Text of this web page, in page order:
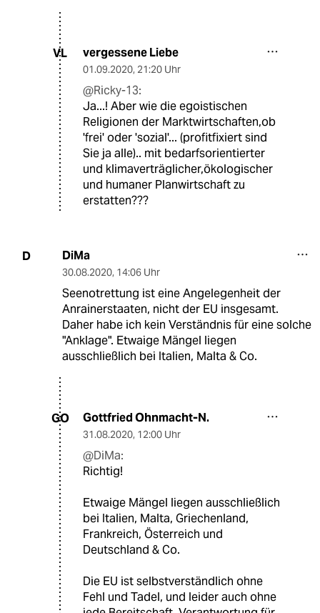
VL vergessene Liebe
01.09.2020, 21:20 Uhr
@Ricky-13:
Ja...! Aber wie die egoistischen
Religionen der Marktwirtschaften,ob
'frei' oder 'sozial'... (profitfixiert sind
Sie ja alle).. mit bedarfsorientierter
und klimaverträglicher,ökologischer
und humaner Planwirtschaft zu
erstatten???
D DiMa
30.08.2020, 14:06 Uhr
Seenotrettung ist eine Angelegenheit der
Anrainerstaaten, nicht der EU insgesamt.
Daher habe ich kein Verständnis für eine solche
"Anklage". Etwaige Mängel liegen
ausschließlich bei Italien, Malta & Co.
GO Gottfried Ohnmacht-N.
31.08.2020, 12:00 Uhr
@DiMa:
Richtig!
Etwaige Mängel liegen ausschließlich
bei Italien, Malta, Griechenland,
Frankreich, Österreich und
Deutschland & Co.
Die EU ist selbstverständlich ohne
Fehl und Tadel, und leider auch ohne